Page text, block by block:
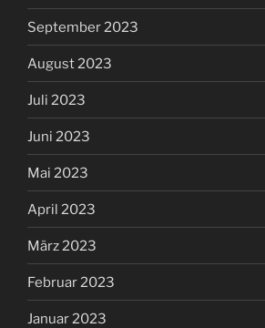
September 2023
August 2023
Juli 2023
Juni 2023
Mai 2023
April 2023
März 2023
Februar 2023
Januar 2023